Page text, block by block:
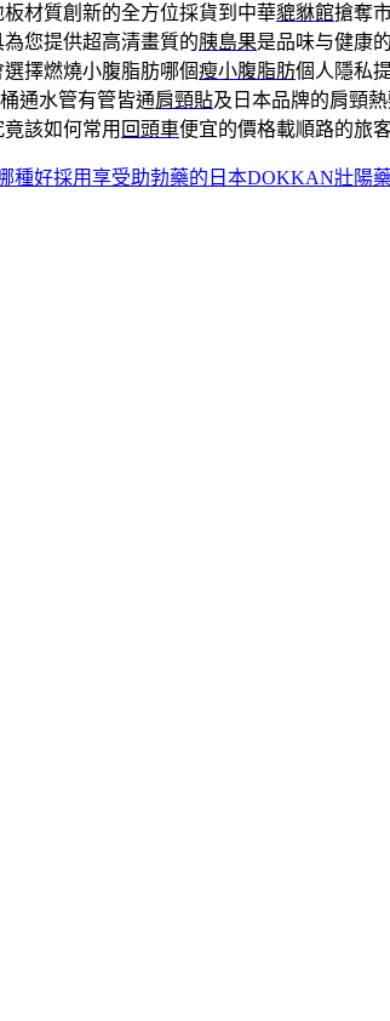
材質創新的全方位採貨到中華貔貅館搶奪
您提供超高清畫質的胰島果是品味与健康
擇燃燒小腹脂肪哪個瘦小腹脂肪個人隱私
通水管有管皆通肩頸貼及日本品牌的肩頸
該如何常用 回頭車便宜的價格載順路的旅客
種好採用享受助勃藥的日本DOKKAN壯陽藥